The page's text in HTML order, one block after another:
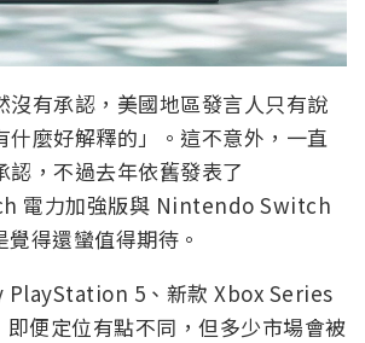
沒有承認，美國地區發言人只有說
什麼好解釋的」。這不意外，一直
認，不過去年依舊發表了
電力加強版與 Nintendo Switch
得還蠻值得期待。
PlayStation 5、新款 Xbox Series
便定位有點不同，但多少市場會被